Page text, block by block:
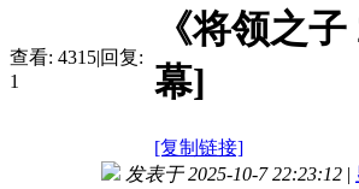
查看: 4315|回复:
1
《将领之
幕]
[复制链接]
发表于 2025-10-7 22:23:12 |